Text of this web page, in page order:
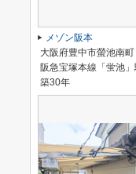
メゾン阪本
大阪府豊中市螢池南
阪急宝塚本線「蛍池
築30年